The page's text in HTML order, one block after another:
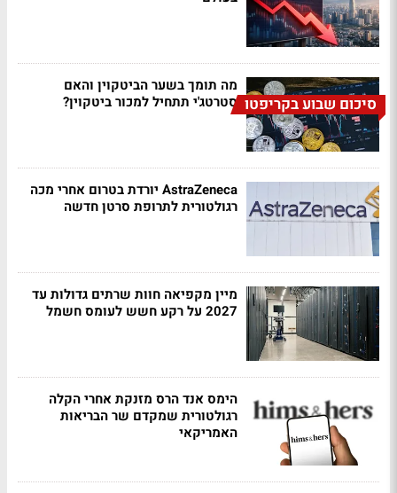
סיכום שבוע בקריפטו
מה תומך בשער הביטקוין והאם
סטרטג'י תתחיל למכור ביטקוין?
AstraZeneca יורדת בטרום אחרי מכה
רגולטורית לתרופת סרטן חדשה
מיין מקפיאה חוות שרתים גדולות עד
2027 על רקע חשש לעומס חשמל
הימס אנד הרס מזנקת אחרי הקלה
רגולטורית שמקדם שר הבריאות
האמריקאי